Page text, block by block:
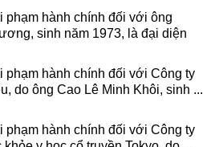
phạm hành chính đối với ông
sinh năm 1973, là đại diện
phạm hành chính đối với Công ty
do ông Cao Lê Minh Khôi, sinh ...
phạm hành chính đối với Công ty